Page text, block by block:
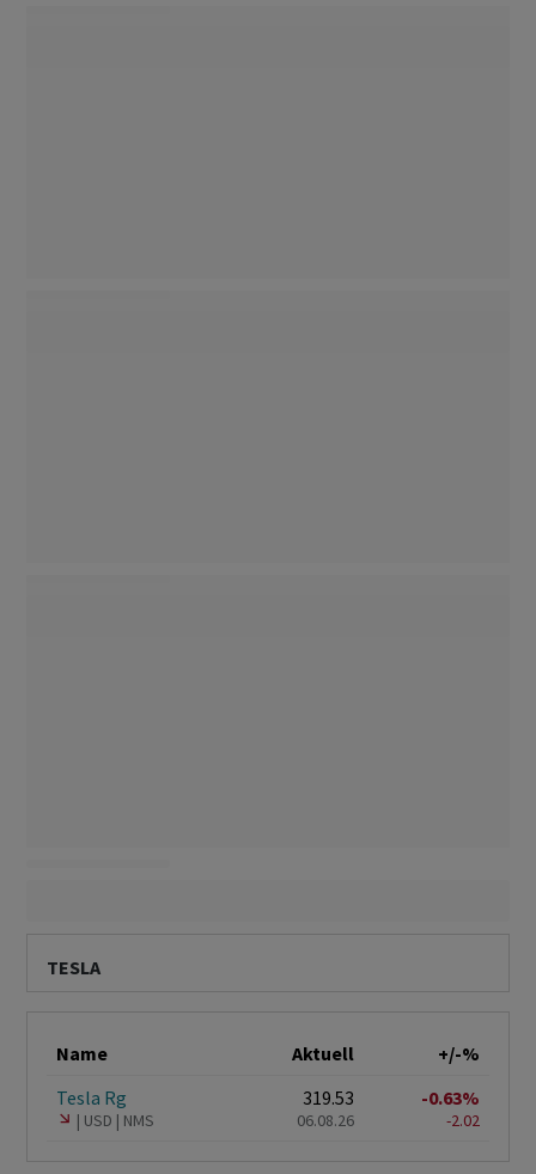
TESLA
Name Aktuell
+/-%
Tesla Rg
USD NMS
319.53
06.08.26
-0.63%
-2.02